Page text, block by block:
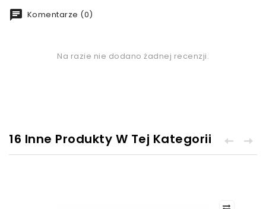
chat Komentarze (0)
Na razie nie dodano żadnej recenzji.
16 Inne Produkty W Tej Kategorii